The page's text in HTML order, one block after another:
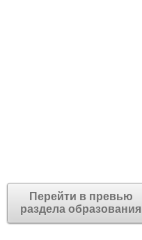
Перейти в превью
раздела образования